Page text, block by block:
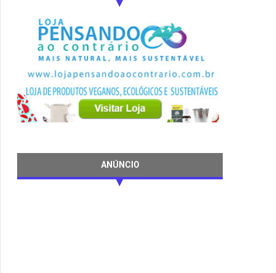
ANÚNCIO